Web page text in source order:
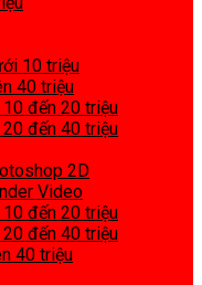
10 triệu
40 triệu
đến 20 triệu
đến 40 triệu
2D
Video
đến 20 triệu
đến 40 triệu
40 triệu